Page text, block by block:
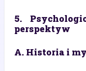
5.
perspektyw
A. Historia i